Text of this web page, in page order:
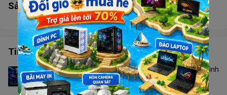
Sản phẩm tương tự
Tin tức công nghệ
Màn Hình 24 Inch Hay 27 Inch? Không Phải Cứ Màn Hình
To Hơn Là Tốt Hơn